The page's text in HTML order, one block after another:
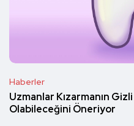
Haberler
Uzmanlar Kızarmanın
Olabileceğini Öneriyor